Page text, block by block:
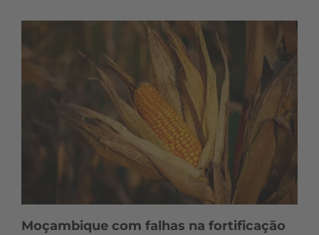
Moçambique com falhas na fortificação